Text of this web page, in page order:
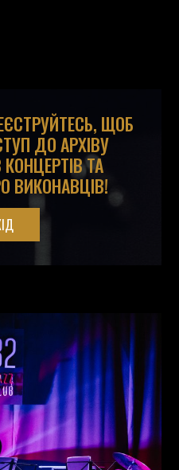
ЩОБ
ДО АРХІВУ
ТА
ВИКОНАВЦІВ!